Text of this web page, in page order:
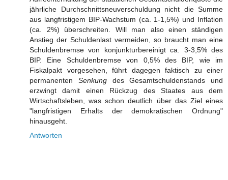
jährliche Durchschnittsneuverschuldung nicht die Summe
aus langfristigem BIP-Wachstum (ca. 1-1,5%) und Inflation
(ca. 2%) überschreiten. Will man also einen ständigen
Anstieg der Schuldenlast vermeiden, so braucht man eine
Schuldenbremse von konjunkturbereinigt ca. 3-3,5% des
BIP. Eine Schuldenbremse von 0,5% des BIP, wie im
Fiskalpakt vorgesehen, führt dagegen faktisch zu einer
permanenten Senkungdes Gesamtschuldenstands und
erzwingt damit einen Rückzug des Staates aus dem
Wirtschaftsleben, was schon deutlich über das Ziel eines
"langfristigen Erhalts der demokratischen Ordnung"
hinausgeht.
Antworten